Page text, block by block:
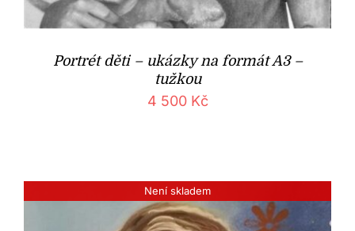
Portrét děti – ukázky na formát A3 –
tužkou
4 500 Kč
Není skladem